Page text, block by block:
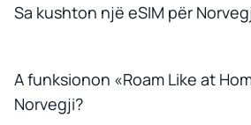
Sa kushton një eSIM për
A funksionon «Roam Like at
Norvegji?